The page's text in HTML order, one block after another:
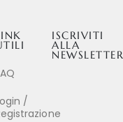
/
ISCRIVITI
ALLA